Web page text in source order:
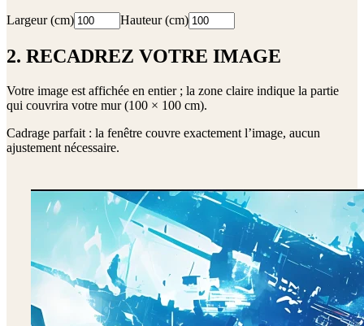
Largeur (cm) Hauteur (cm)
2. RECADREZ VOTRE IMAGE
Votre image est affichée en entier ; la zone claire indique la partie
qui couvrira votre mur (100 × 100 cm).
Cadrage parfait : la fenêtre couvre exactement l’image, aucun
ajustement nécessaire.